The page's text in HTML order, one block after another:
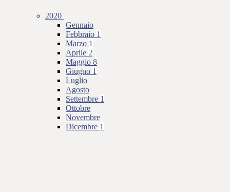
2020
Gennaio
Febbraio 1
Marzo 1
Aprile 2
Maggio 8
Giugno 1
Luglio
Agosto
Settembre 1
Ottobre
Novembre
Dicembre 1